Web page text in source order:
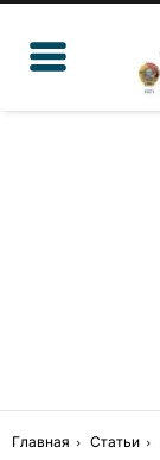
Главная Статьи